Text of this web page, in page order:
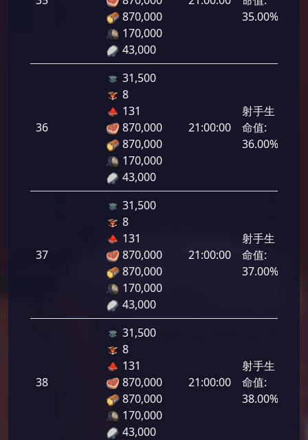
870,000
170,000
43,000
35.00%
36
31,500
8
131
870,000
870,000
170,000
43,000
21:00:00
射手生
命值:
36.00%
37
31,500
8
131
870,000
870,000
170,000
43,000
21:00:00
射手生
命值:
37.00%
38
31,500
8
131
870,000
870,000
170,000
43,000
21:00:00
射手生
命值:
38.00%